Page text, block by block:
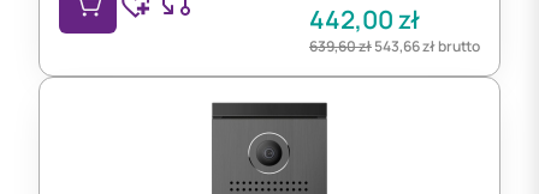
442,00zł
639,60zł543,66złbrutto